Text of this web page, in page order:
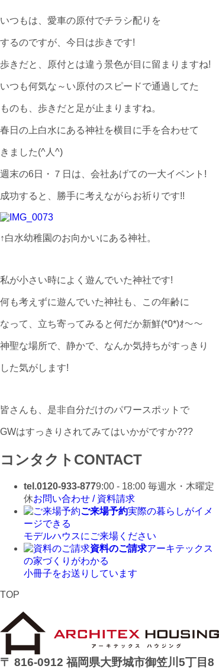
いつもは、愛車の原付でチラシ配りを
するのですが、今日は歩きです!
歩きだと、原付とは違う景色が目に留まりますね!
いつも何気な～い原付のスピードで通過してた
ものも、歩きだと足が止まりますね。
春日の上白水にある神社を横目に手を合わせて
きました(^人^)
週末の6日・７日は、会社あげての一大イベント!
成功すると、勝手に考えながらお祈りです!!
↑白水幼稚園のお向かいにある神社。
私が小さい時によく遊んでいた神社です!
何も考えずに遊んでいた神社も、この年齢に
なって、立ち寄ってみると何だか新鮮(*0*)ｵ～～
神聖な場所で、静かで、なんか気持ちがすっきり
した気がします!
皆さんも、是非自分だけのパワースポットで
GWはすっきりされてみてはいかがですか???
コンタクト CONTACT
tel.0120-933-8779:00 - 18:00 毎週水・木曜定
休お問い合わせ / 資料請求
ご来場予約実際の暮らしがイメ
ージできる
モデルハウスにご来場ください
資料のご請求アーキテックス
の家づくりがわかる
小冊子をお送りしています
TOP
〒 816-0912 福岡県大野城市御笠川5丁目8